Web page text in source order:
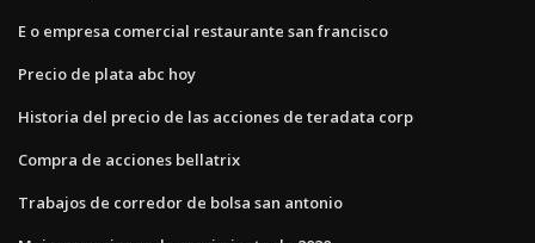
E o empresa comercial restaurante san francisco
Precio de plata abc hoy
Historia del precio de las acciones de teradata corp
Compra de acciones bellatrix
Trabajos de corredor de bolsa san antonio